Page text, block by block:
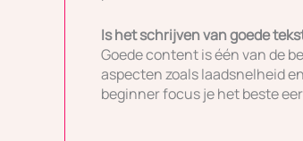
Is het schrijven van goede
Goede content is één van de
aspecten zoals laadsnelheid
beginner focus je het beste